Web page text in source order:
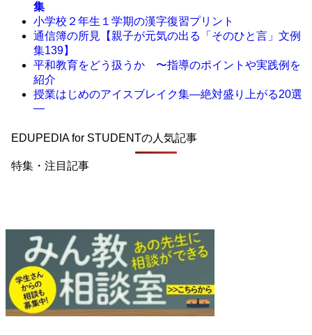
集
小学校２年生１学期の漢字復習プリント
通信簿の所見【親子が元気の出る「そのひと言」文例
集139】
平和教育をどう扱うか 〜指導のポイントや実践例を
紹介
授業はじめのアイスブレイク集―絶対盛り上がる20選
―
EDUPEDIA for STUDENTの人気記事
特集・注目記事